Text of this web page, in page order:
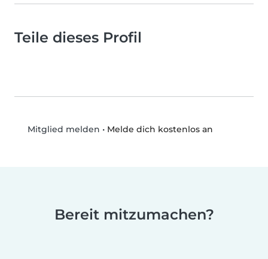
Teile dieses Profil
Mitglied melden • Melde dich kostenlos an
Bereit mitzumachen?